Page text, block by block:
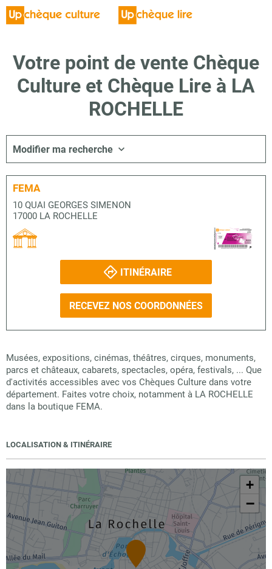
Votre point de vente Chèque
Culture et Chèque Lire à LA
ROCHELLE
Modifier ma recherche
FEMA
10 QUAI GEORGES SIMENON
17000 LA ROCHELLE
ITINÉRAIRE
RECEVEZ NOS COORDONNÉES
Musées, expositions, cinémas, théâtres, cirques, monuments,
parcs et châteaux, cabarets, spectacles, opéra, festivals, ... Que
d'activités accessibles avec vos Chèques Culture dans votre
département. Faites votre choix, notamment à LA ROCHELLE
dans la boutique FEMA.
LOCALISATION & ITINÉRAIRE
+
−